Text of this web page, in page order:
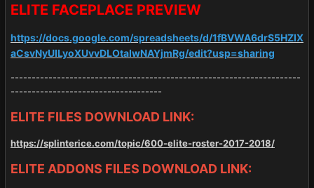
ELITE FACEPLACE PREVIEW
https://docs.google.com/spreadsheets/d/1fBVWA6drS5HZIX
aCsvNyUILyoXUvvDLOtaIwNAYjmRg/edit?usp=sharing
---------------------------------------------------------------------
------------------------------------
ELITE FILES DOWNLOAD LINK:
https://splinterice.com/topic/600-elite-roster-2017-2018/
ELITE ADDONS FILES DOWNLOAD LINK: